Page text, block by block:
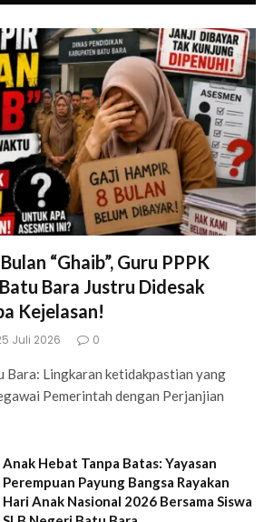
“Ghaib”, Guru PPPK
Bara Justru Didesak
Kejelasan!
Juli 2026 0
Bara: Lingkaran ketidakpastian yang
Pemerintah dengan Perjanjian
Anak Hebat Tanpa Batas: Yayasan
Perempuan Payung Bangsa Rayakan
Hari Anak Nasional 2026 Bersama Siswa